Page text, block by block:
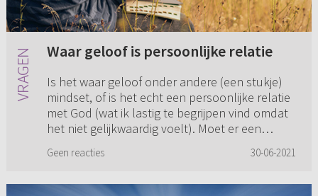
Waar geloof is persoonlijke relatie
Is het waar geloof onder andere (een stukje)
mindset, of is het echt een persoonlijke relatie
met God (wat ik lastig te begrijpen vind omdat
het niet gelijkwaardig voelt). Moet er een
Geen reacties 30-06-2021